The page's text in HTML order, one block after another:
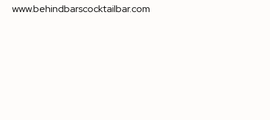
www.behindbarscocktailbar.com